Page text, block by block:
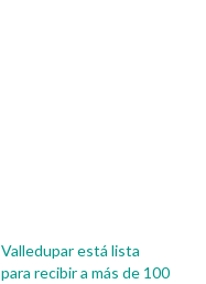
Valledupar está lista
para recibir a más de 100